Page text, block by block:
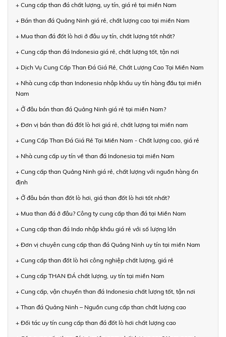
+ Cung cấp than đá chất lượng, uy tín, giá rẻ tại miền Nam
+ Bán than đá Quảng Ninh giá rẻ, chất lượng cao tại miền Nam
+ Mua than đá đốt lò hơi ở đâu uy tín, chất lượng tốt nhất?
+ Cung cấp than đá Indonesia giá rẻ, chất lượng tốt, tận nơi
+ Dịch Vụ Cung Cấp Than Đá Giá Rẻ, Chất Lượng Cao Tại Miền Nam
+ Nhà cung cấp than Indonesia nhập khẩu uy tín hàng đầu tại miền
Nam
+ Ở đâu bán than đá Quảng Ninh giá rẻ tại miền Nam?
+ Đơn vị bán than đá đốt lò hơi giá rẻ, chất lượng tại miền nam
+ Cung Cấp Than Đá Giá Rẻ Tại Miền Nam - Chất lượng cao, giá rẻ
+ Nhà cung cấp uy tín về than đá Indonesia tại miền Nam
+ Cung cấp than Quảng Ninh giá rẻ, chất lượng với nguồn hàng ổn
định
+ Ở đâu bán than đốt lò hơi, giá than đốt lò hơi tốt nhất?
+ Mua than đá ở đâu? Công ty cung cấp than đá tại Miền Nam
+ Cung cấp than đá Indo nhập khẩu giá rẻ với số lượng lớn
+ Đơn vị chuyên cung cấp than đá Quảng Ninh uy tín tại miền Nam
+ Cung cấp than đốt lò hơi công nghiệp chất lượng, giá rẻ
+ Cung cấp THAN ĐÁ chất lượng, uy tín tại miền Nam
+ Cung cấp, vận chuyển than đá Indonesia chất lượng tốt, tận nơi
+ Than đá Quảng Ninh – Nguồn cung cấp than chất lượng cao
+ Đối tác uy tín cung cấp than đá đốt lò hơi chất lượng cao